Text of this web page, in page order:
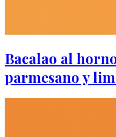
Bacalao al
parmesano y